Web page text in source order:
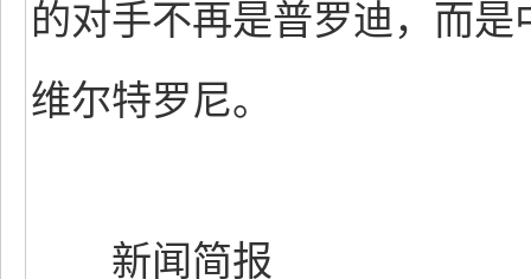
的对手不再是普罗迪，而
维尔特罗尼。
新闻简报